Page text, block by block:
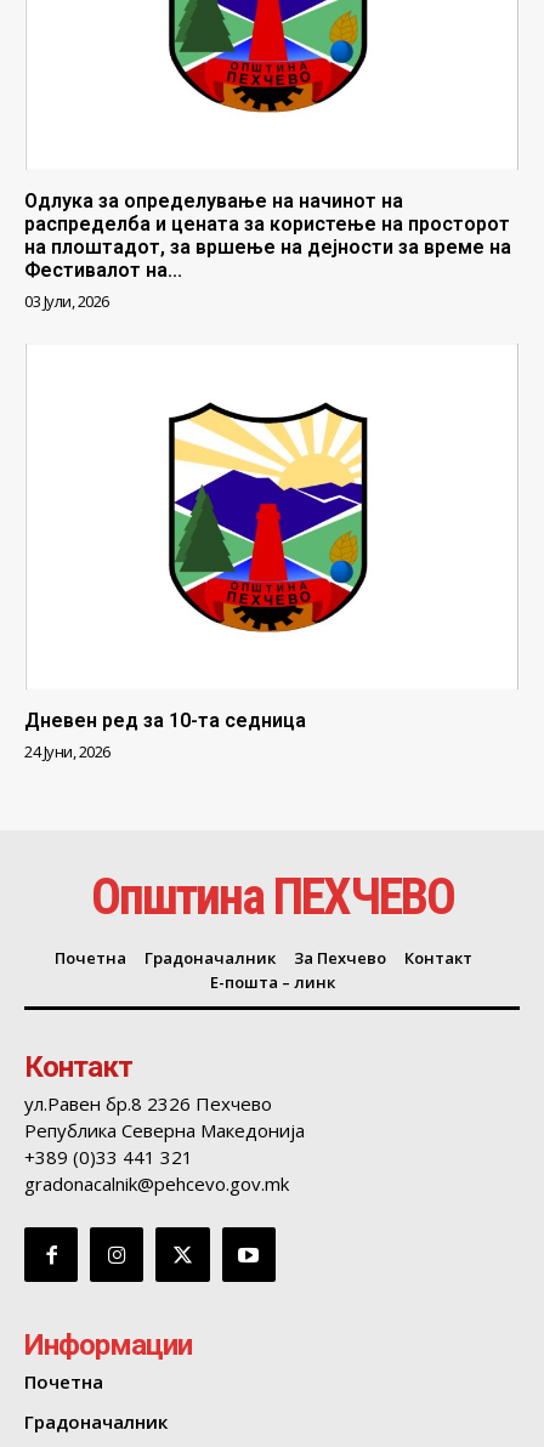
Одлука за определување на начинот на
распределба и цената за користење на просторот
на плоштадот, за вршење на дејности за време на
Фестивалот на...
03 Јули, 2026
Дневен ред за 10-та седница
24 Јуни, 2026
Општина ПЕХЧЕВО
Почетна Градоначалник За Пехчево
Контакт
Е-пошта – линк
Контакт
ул.Равен бр.8 2326 Пехчево
Република Северна Македонија
+389 (0)33 441 321
gradonacalnik@pehcevo.gov.mk
Информации
Почетна
Градоначалник